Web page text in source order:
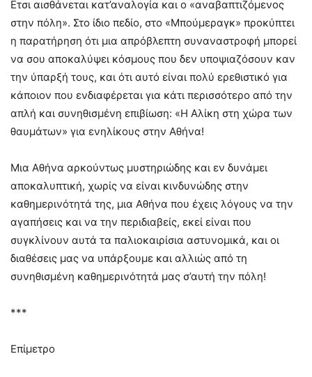
Ετσι αισθάνεται κατ’αναλογία και ο «αναβαπτιζόμενος
στην πόλη». Στο ίδιο πεδίο, στο «Μπούμεραγκ» προκύπτει
η παρατήρηση ότι μια απρόβλεπτη συναναστροφή μπορεί
να σου αποκαλύψει κόσμους που δεν υποψιαζόσουν καν
την ύπαρξή τους, και ότι αυτό είναι πολύ ερεθιστικό για
κάποιον που ενδιαφέρεται για κάτι περισσότερο από την
απλή και συνηθισμένη επιβίωση: «Η Αλίκη στη χώρα των
θαυμάτων» για ενηλίκους στην Αθήνα!
Μια Αθήνα αρκούντως μυστηριώδης και εν δυνάμει
αποκαλυπτική, χωρίς να είναι κινδυνώδης στην
καθημερινότητά της, μια Αθήνα που έχεις λόγους να την
αγαπήσεις και να την περιδιαβείς, εκεί είναι που
συγκλίνουν αυτά τα παλιοκαιρίσια αστυνομικά, και οι
διαθέσεις μας να υπάρξουμε και αλλιώς από τη
συνηθισμένη καθημερινότητά μας σ’αυτή την πόλη!
***
Επίμετρο